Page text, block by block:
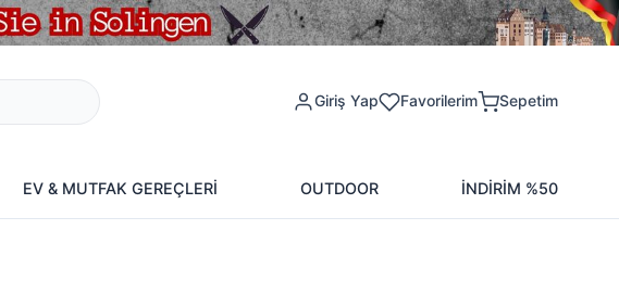
Giriş Yap Favorilerim Sepetim
EV & MUTFAK GEREÇLERİ OUTDOOR İNDİRİM %50